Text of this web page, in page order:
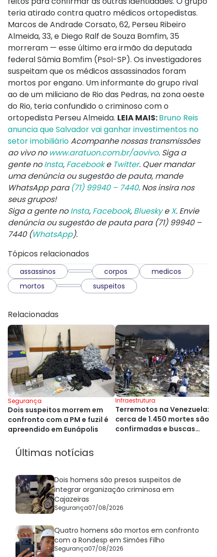
teria atirado contra quatro médicos ortopedistas.
Marcos de Andrade Corsato, 62, Perseu Ribeiro
Almeida, 33, e Diego Ralf de Souza Bomfim, 35
morreram — esse último era irmão da deputada
federal Sâmia Bomfim (Psol-SP). Os investigadores
suspeitam que os médicos assassinados foram
mortos por engano. Um informante do grupo rival
ao de um miliciano de Rio das Pedras, na zona oeste
do Rio, teria confundido o criminoso com o
ortopedista Perseu Almeida. LEIA MAIS:Bruno Reis
anuncia que Salvador vai ganhar investimentos no
setor imobiliárioAcompanhe nossas transmissões
ao vivo no www.aratuon.com.br/aovivo. Siga a
gentenoInsta, Facebooke Twitter. Quer mandar
uma denúncia ou sugestão de pauta, mande
WhatsApp para (71) 99940 – 7440. Nos insira nos
seus grupos!
Siga a gente noInsta, Facebook, BlueskyeX. Envie
denúncia ou sugestão de pauta para (71) 99940 –
7440 (WhatsApp).
Tópicos relacionados
assassinos corpos
medicos
mortos
suspeitos
Relacionadas
Segurança
Dois suspeitos morrem em
confronto com a PM e fuzil é
apreendido em Eunápolis
Infraestrutura
Terremotos na Venezuela:
cerca de 1.450 mortes são
confirmadas e buscas
Últimas notícias
Dois homens são presos suspeitos de
integrar organização criminosa em
Cajazeiras
Segurança07/08/2026
Quatro homens são mortos em confronto
com a Rondesp em Simões Filho
Segurança07/08/2026